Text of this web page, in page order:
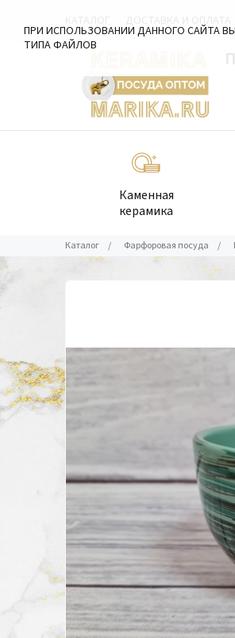
ДОСТАВКА И ОПЛАТА
Каменная
керамика
Каталог / Фарфоровая посуда /
ПРИ ИСПОЛЬЗОВАНИИ ДАННОГО САЙТА
ТИПА ФАЙЛОВ